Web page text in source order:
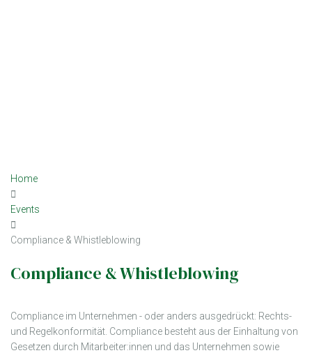
Home
Events
Compliance & Whistleblowing
Compliance & Whistleblowing
Compliance im Unternehmen - oder anders ausgedrückt: Rechts-
und Regelkonformität. Compliance besteht aus der Einhaltung von
Gesetzen durch Mitarbeiter:innen und das Unternehmen sowie